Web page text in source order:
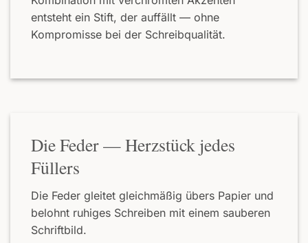
entsteht ein Stift, der auffällt — ohne
Kompromisse bei der Schreibqualität.
Die Feder — Herzstück jedes
Füllers
Die Feder gleitet gleichmäßig übers Papier und
belohnt ruhiges Schreiben mit einem sauberen
Schriftbild.